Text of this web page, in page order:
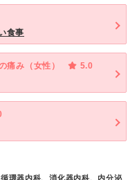
食事
痛み（女性）
5.0
環器内科、消化器内科、内分泌